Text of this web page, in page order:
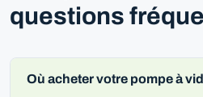
questions
Où acheter votre pompe à